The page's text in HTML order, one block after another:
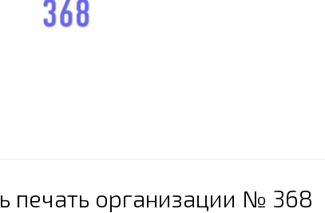
печать организации № 368